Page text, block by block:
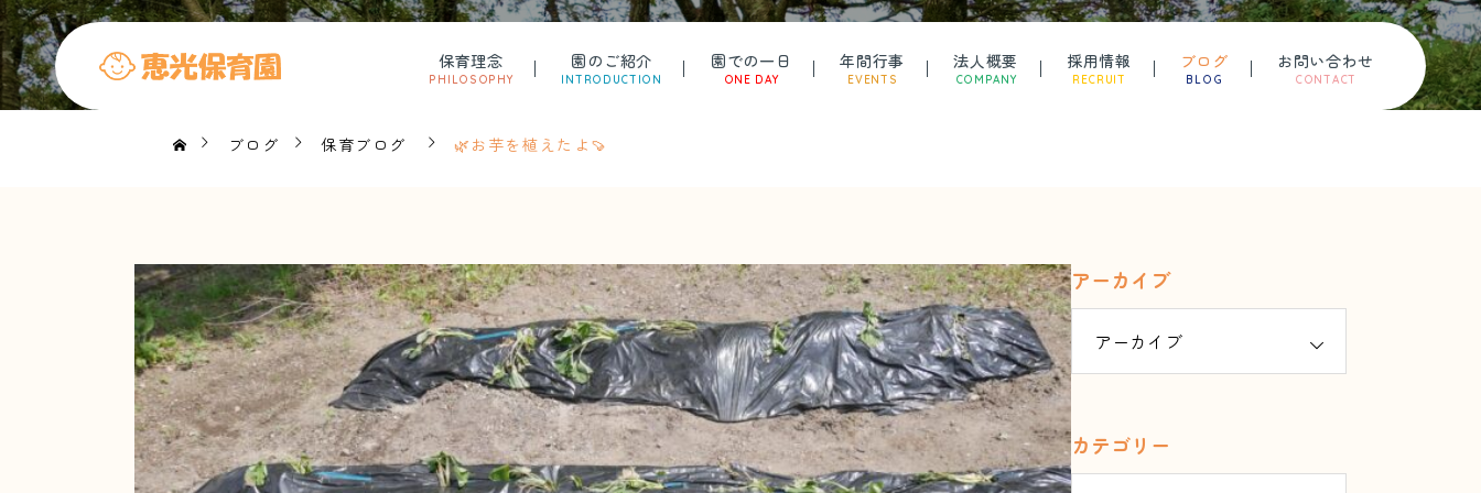
保育理念
PHILOSOPHY
園のご紹介
INTRODUCTION
園での一日
ONE DAY
年間行事
EVENTS
法人概要
COMPANY
採用情報
RECRUIT
ブログ
BLOG
お問い合わせ
CONTACT
ブログ 保育ブログ 🌿お芋を植えたよ🍠
アーカイブ
カテゴリー